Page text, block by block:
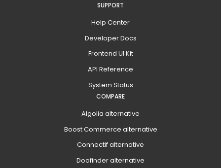
SUPPORT
Help Center
Developer Docs
Frontend UI Kit
API Reference
System Status
COMPARE
Algolia alternative
Boost Commerce alternative
Connectif alternative
Doofinder alternative